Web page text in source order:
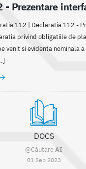
- Prezentare
112 | Declaratia 112 -
privind obligatiile de
venit si evidenta nominala
DOCS
@CăutareAI
01 Sep 2023